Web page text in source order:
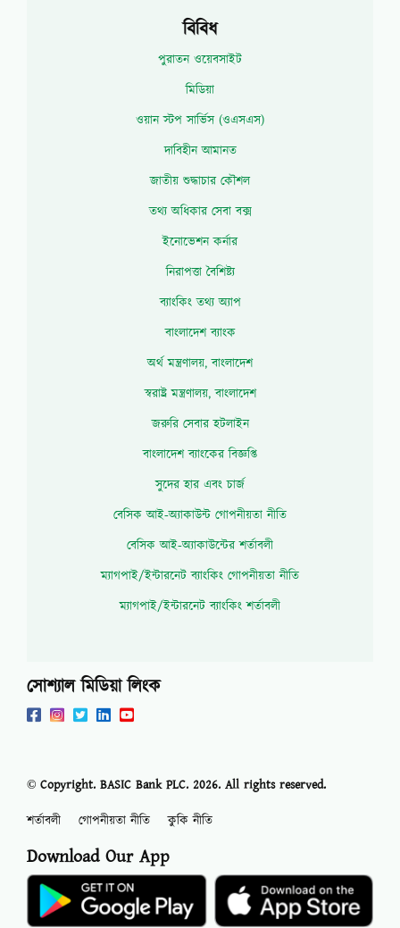
বিবিধ
পুরাতন ওয়েবসাইট
মিডিয়া
ওয়ান স্টপ সার্ভিস (ওএসএস)
দাবিহীন আমানত
জাতীয় শুদ্ধাচার কৌশল
তথ্য অধিকার সেবা বক্স
ইনোভেশন কর্নার
নিরাপত্তা বৈশিষ্ট্য
ব্যাংকিং তথ্য অ্যাপ
বাংলাদেশ ব্যাংক
অর্থ মন্ত্রণালয়, বাংলাদেশ
স্বরাষ্ট্র মন্ত্রণালয়, বাংলাদেশ
জরুরি সেবার হটলাইন
বাংলাদেশ ব্যাংকের বিজ্ঞপ্তি
সুদের হার এবং চার্জ
বেসিক আই-অ্যাকাউন্ট গোপনীয়তা নীতি
বেসিক আই-অ্যাকাউন্টের শর্তাবলী
ম্যাগপাই/ইন্টারনেট ব্যাংকিং গোপনীয়তা নীতি
ম্যাগপাই/ইন্টারনেট ব্যাংকিং শর্তাবলী
সোশ্যাল মিডিয়া লিংক
© Copyright. BASIC Bank PLC. 2026. All rights reserved.
শর্তাবলী
গোপনীয়তা নীতি কুকি নীতি
Download Our App